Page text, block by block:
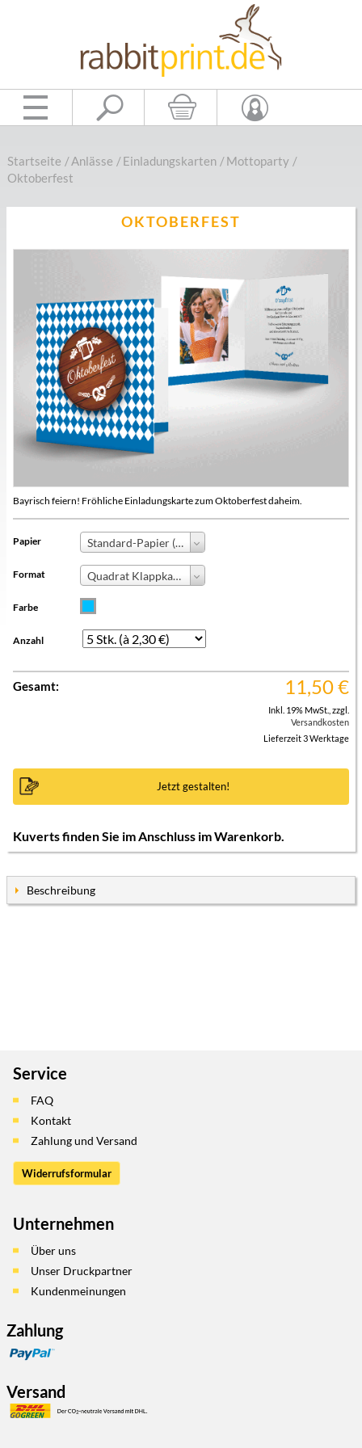
Startseite /Anlässe /Einladungskarten /Mottoparty /
Oktoberfest
OKTOBERFEST
Bayrisch feiern! Fröhliche Einladungskarte zum Oktoberfest daheim.
Papier Standard-Papier (+0,00 €)
Format Quadrat Klappkarte
Farbe
Anzahl
Gesamt: 11,50€
Inkl. 19% MwSt. zzgl.
Versandkosten
Lieferzeit 3 Werktage
Jetzt gestalten!
Kuverts finden Sie im Anschluss im Warenkorb.
Beschreibung
Service
FAQ
Kontakt
Zahlung und Versand
Widerrufsformular
Unternehmen
Über uns
Unser Druckpartner
Kundenmeinungen
Zahlung
Versand